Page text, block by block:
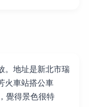
。地址是新北市瑞
火車站搭公車
覺得景色很特